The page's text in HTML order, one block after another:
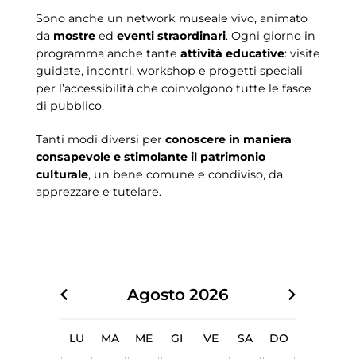
Sono anche un network museale vivo, animato
da mostre ed eventi straordinari. Ogni giorno in
programma anche tante attività educative: visite
guidate, incontri, workshop e progetti speciali
per l’accessibilità che coinvolgono tutte le fasce
di pubblico.
Tanti modi diversi per conoscere in maniera
consapevole e stimolante il patrimonio
culturale, un bene comune e condiviso, da
apprezzare e tutelare.
Agosto 2026
LU MA ME GI VE SA
DO